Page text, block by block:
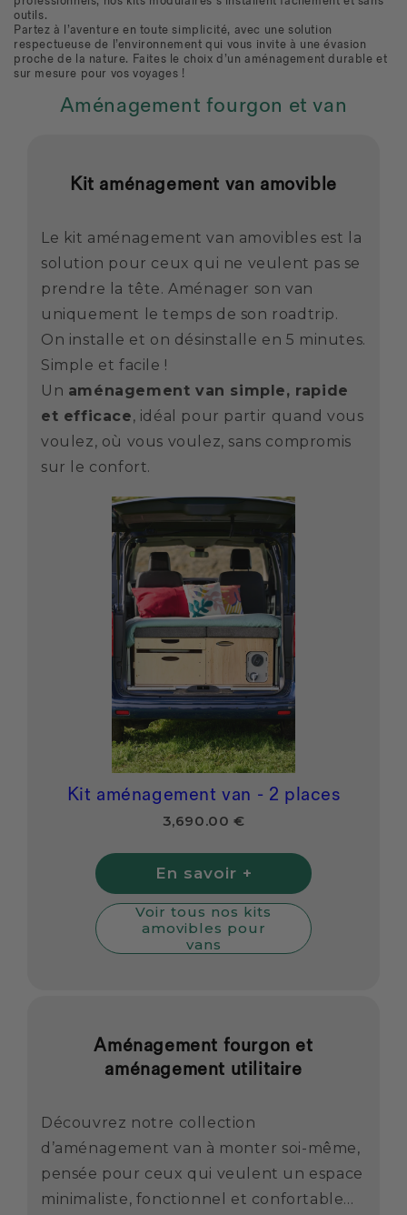
outils.
Partez à l’aventure en toute simplicité, avec une solution
respectueuse de l’environnement qui vous invite à une évasion
proche de la nature. Faites le choix d’un aménagement durable et
sur mesure pour vos voyages !
Aménagement fourgon et van
Kit aménagement van amovible
Le kit aménagement van amovibles est la
solution pour ceux qui ne veulent pas se
prendre la tête. Aménager son van
uniquement le temps de son roadtrip.
On installe et on désinstalle en 5 minutes.
Simple et facile !
Un aménagement van simple, rapide
et efficace, idéal pour partir quand vous
voulez, où vous voulez, sans compromis
sur le confort.
Kit aménagement van - 2 places
3,690.00 €
En savoir +
Voir tous nos kits
amovibles pour
vans
Aménagement fourgon et
aménagement utilitaire
Découvrez notre collection
d’aménagement van à monter soi-même,
pensée pour ceux qui veulent un espace
minimaliste, fonctionnel et confortable…